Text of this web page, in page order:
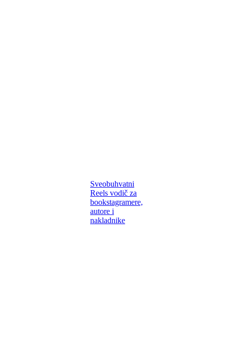
Sveobuhvatni
Reels vodič za
bookstagramere,
autore i
nakladnike